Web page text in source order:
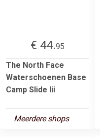
€ 44.95
The North Face
Waterschoenen Base
Camp Slide Iii
Meerdere shops